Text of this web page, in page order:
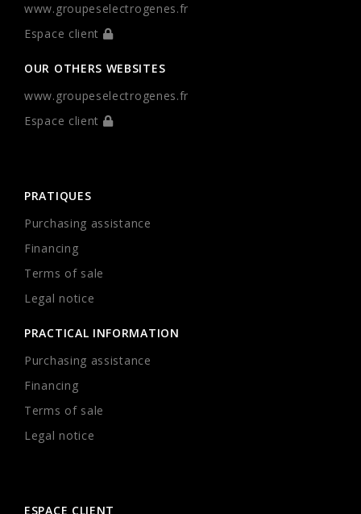
www.groupeselectrogenes.fr
Espace client
OUR OTHERS WEBSITES
www.groupeselectrogenes.fr
Espace client
PRATIQUES
Purchasing assistance
Financing
Terms of sale
Legal notice
PRACTICAL INFORMATION
Purchasing assistance
Financing
Terms of sale
Legal notice
ESPACE CLIENT